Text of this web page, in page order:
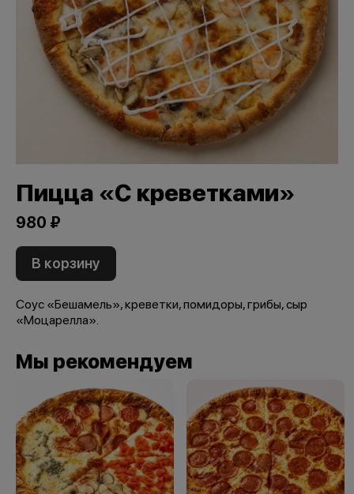
Пицца «С креветками»
980 ₽
В корзину
Соус «Бешамель», креветки, помидоры, грибы, сыр
«Моцарелла».
Мы рекомендуем